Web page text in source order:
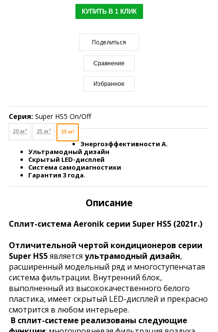
КУПИТЬ В 1 КЛИК
Поделиться
Сравнение
Избранное
Серия: Super HS5 On/Off
20 м² 25 м² 35 м²
Энергоэффективности А.
Ультрамодный дизайн
Скрытый LED-дисплей
Система самодиагностики
Гарантия 3 года.
Описание
Сплит-система Aeronik серии Super HS5 (2021г.)
Отличительной чертой кондиционеров серии
Super HS5является ультрамодный дизайн,
расширенный модельный ряд и многоступенчатая
система фильтрации. Внутренний блок,
выполненный из высококачественного белого
пластика, имеет скрытый LED-дисплей и прекрасно
смотрится в любом интерьере.
В сплит-системе реализованы следующие